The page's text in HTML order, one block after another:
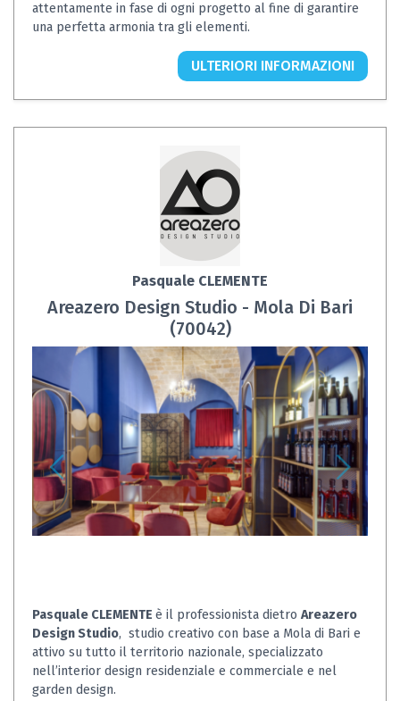
attentamente in fase di ogni progetto al fine di garantire
una perfetta armonia tra gli elementi.
ULTERIORI INFORMAZIONI
Pasquale CLEMENTE
Areazero Design Studio - Mola Di Bari
(70042)
Pasquale CLEMENTE è il professionista dietro Areazero
Design Studio, studio creativo con base a Mola di Bari e
attivo su tutto il territorio nazionale, specializzato
nell’interior design residenziale e commerciale e nel
garden design.